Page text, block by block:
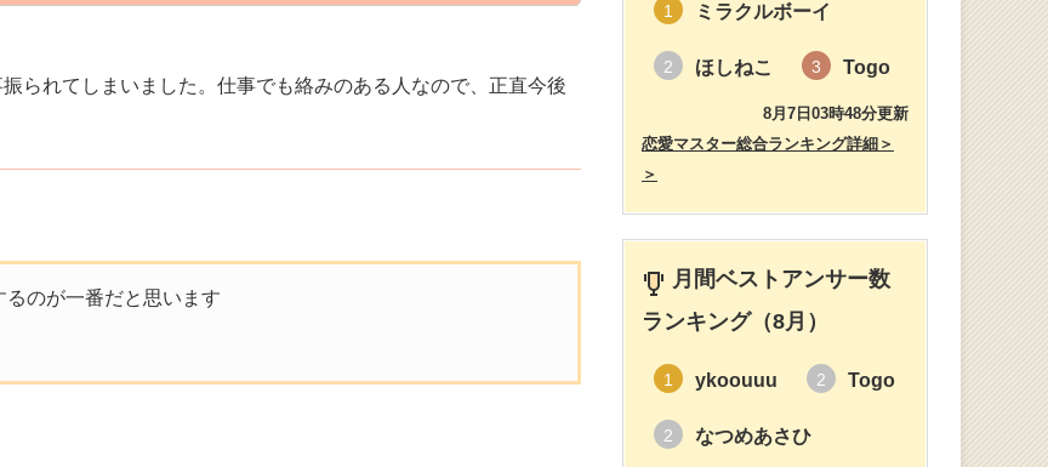
られてしまいました。仕事でも絡みのある人なので、正直今後
のが一番だと思います
1 ミラクルボーイ
2 ほしねこ 3 Togo
8月7日03時48分更新
恋愛マスター総合ランキング詳細＞
＞
月間ベストアンサー数
ランキング（8月）
1 ykoouuu 2 Togo
2 なつめあさひ